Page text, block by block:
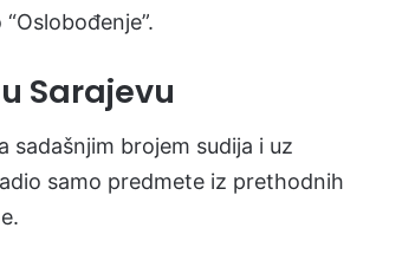
Sarajevu
sadašnjim brojem sudija i uz
samo predmete iz prethodnih